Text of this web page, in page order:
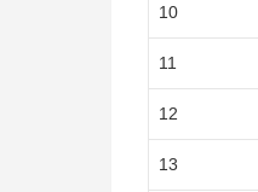
10
11
12
13